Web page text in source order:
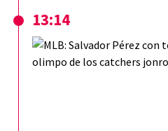
13:14